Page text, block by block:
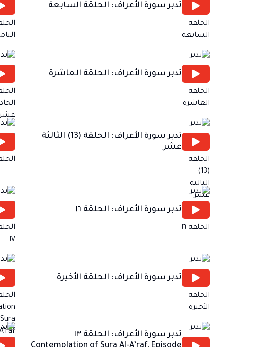
تدبر سورة الأعراف: الحلقة السابعة
تدبر سورة الأعراف: الحلقة العاشرة
تدبر سورة الأعراف: الحلقة (13) الثالثة
عشر
تدبر سورة الأعراف: الحلقة ١٦
تدبر سورة الأعراف: الحلقة الأخيرة
تدبر سورة الأعراف: الحلقة ١٣